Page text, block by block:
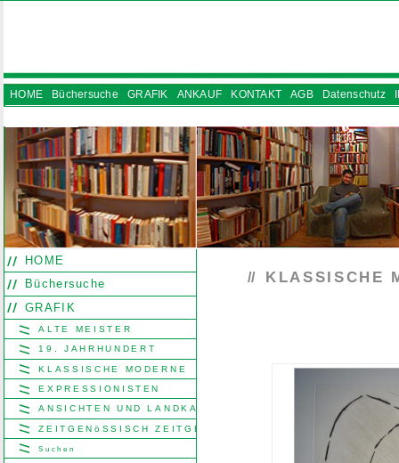
HOME Büchersuche GRAFIK ANKAUF KONTAKT AGB Datenschutz
HOME
Büchersuche
GRAFIK
ALTE MEISTER
19. JAHRHUNDERT
KLASSISCHE MODERNE
EXPRESSIONISTEN
ANSICHTEN UND LANDKARTEN
ZEITGENöSSISCH ZEITGENöSSISCH
Suchen
// KLASSISCHE